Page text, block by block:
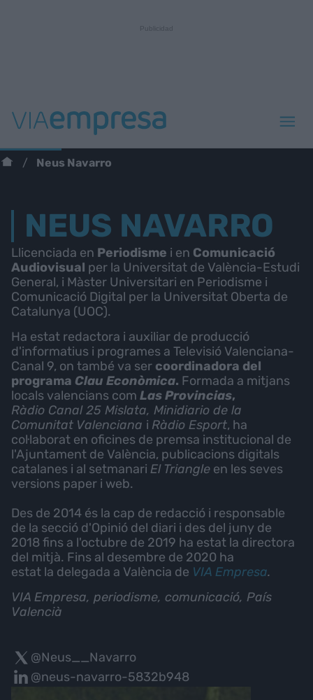
Neus Navarro
NEUS NAVARRO
Llicenciada en Periodisme i en Comunicació
Audiovisual per la Universitat de València-Estudi
General, i Màster Universitari en Periodisme i
Comunicació Digital per la Universitat Oberta de
Catalunya (UOC).
Ha estat redactora i auxiliar de producció
d'informatius i programes a Televisió Valenciana-
Canal 9, on també va ser coordinadora del
programa Clau Econòmica. Formada a mitjans
locals valencians com Las Provincias,
Ràdio Canal 25 Mislata, Minidiario de la
Comunitat Valenciana i Ràdio Esport, ha
col·laborat en oficines de premsa institucional de
l'Ajuntament de València, publicacions digitals
catalanes i al setmanari El Triangle en les seves
versions paper i web.
Des de 2014 és la cap de redacció i responsable
de la secció d'Opinió del diari i des del juny de
2018 fins a l'octubre de 2019 ha estat la directora
del mitjà. Fins al desembre de 2020 ha
estat la delegada a València de VIA Empresa.
VIA Empresa, periodisme, comunicació, País
Valencià
@Neus__Navarro
@neus-navarro-5832b948